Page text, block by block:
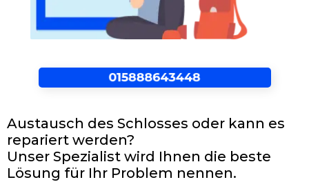
Austausch des Schlosses oder kann es
repariert werden?
Unser Spezialist wird Ihnen die beste
Lösung für Ihr Problem nennen.